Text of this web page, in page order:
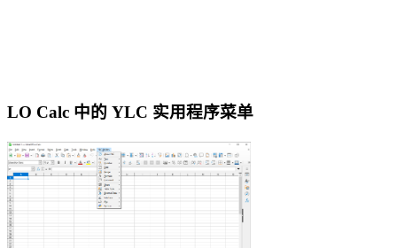
LO Calc 中的 YLC 实用程序菜单